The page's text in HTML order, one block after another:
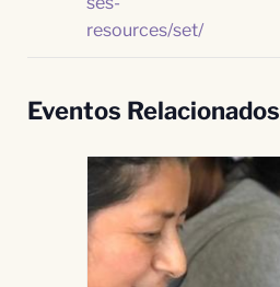
resources/set/
Eventos Relacionados